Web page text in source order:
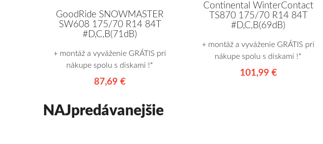
GoodRide SNOWMASTER
SW608 175/70 R14 84T
#D,C,B(71dB)
+ montáž a vyváženie GRÁTIS pri
nákupe spolu s diskami !*
87,69 €
Continental WinterContact
TS870 175/70 R14 84T
#D,C,B(69dB)
+ montáž a vyváženie GRÁTIS pri
nákupe spolu s diskami !*
101,99 €
NAJpredávanejšie